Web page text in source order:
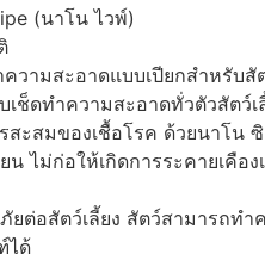
(นาโน ไวพ์)
ความสะอาดแบบเปียกสำหรับสั
เช็ดทำความสะอาดทั่วตัวสัตว์เ
สะสมของเชื้อโรค ด้วยนาโน ซิ
ไม่ก่อให้เกิดการระคายเคือ
ยต่อสัตว์เลี้ยง สัตว์สามารถทำ
ได้